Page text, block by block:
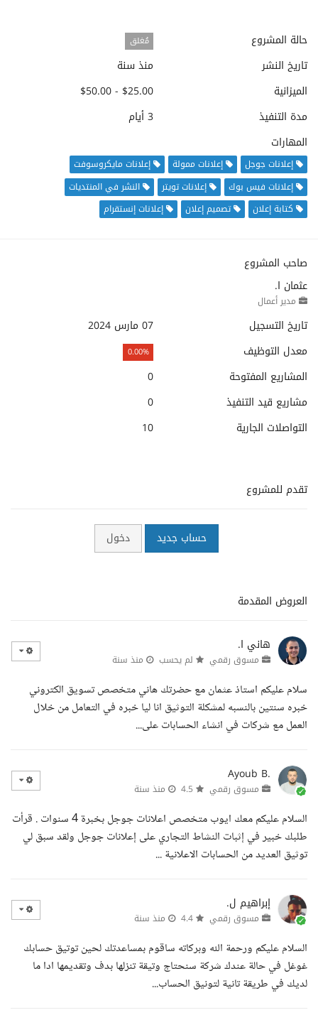
حالة المشروع مُغلق
تاريخ النشر
منذ سنة
الميزانية
$25.00 - $50.00
مدة التنفيذ
3 أيام
المهارات
إعلانات جوجل إعلانات ممولة
إعلانات مايكروسوفت
إعلانات فيس بوك
إعلانات تويتر
النشر في المنتديات
كتابة إعلان
تصميم إعلان إعلانات إنستقرام
صاحب المشروع
عثمان ا.
مدير أعمال
تاريخ التسجيل
07 مارس 2024
معدل التوظيف
0.00%
المشاريع المفتوحة
0
مشاريع قيد التنفيذ
0
التواصلات الجارية
10
تقدم للمشروع
حساب جديد دخول
العروض المقدمة
هاني ا.
مسوق رقمي لم يحسب منذ سنة
سلام عليكم استاذ عثمان مع حضرتك هاني متخصص تسويق الكتروني
خبره سنتين بالنسبه لمشكلة التوثيق انا ليا خبره في التعامل من خلال
العمل مع شركات في انشاء الحسابات على...
Ayoub B.
مسوق رقمي منذ سنة
السلام عليكم معك ايوب متخصص اعلانات جوجل بخبرة 4 سنوات . قرأت
طلبك خبير في إثبات النشاط التجاري على إعلانات جوجل ولقد سبق لي
توثيق العديد من الحسابات الاعلانية ...
إبراهيم ل.
مسوق رقمي منذ سنة
السلام عليكم ورحمة الله وبركاته ساقوم بمساعدتك لحين توتيق حسابك
غوغل في حالة عندك شركة سنحتاج وتيقة تنزلها بدف وتقديمها ادا ما
لديك في طريقة تانية لتونيق الحساب...